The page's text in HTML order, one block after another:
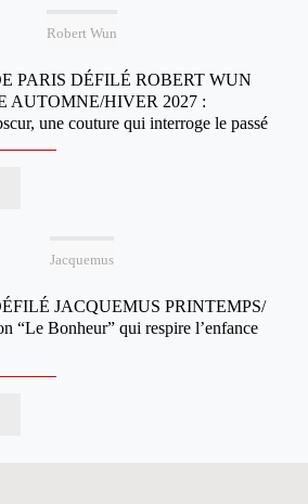
Robert Wun
PARIS DÉFILÉ ROBERT WUN
AUTOMNE/HIVER 2027 :
une couture qui interroge le passé
Jacquemus
JACQUEMUS PRINTEMPS/
“Le Bonheur” qui respire l’enfance